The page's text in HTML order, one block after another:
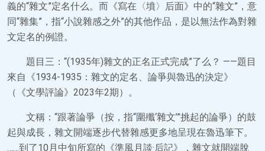
義的“雜文”定名什么。而《寫在〈墳〉后面》中的“雜文”，意
同“雜集”，指“小說雜感之外”的其他作品，是以無法作為對雜
文定名的例證。
題目三：“(1935年)雜文的正名正式完成”了么？ ——題目
來自《1934-1935：雜文的定名、論爭與魯迅的決定》
（《文學評論》2023年2期）。
文稱：“跟著論爭（按，指“圍殲‘雜文’”挑起的論爭）的鼓
起與成長，雜文開端逐步代替雜感更多地呈現在魯迅筆下。
……到了10月中旬所寫的《準風月談·后記》，雜文就開端脫